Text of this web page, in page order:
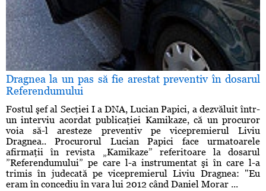
Dragnea la un pas să fie arestat preventiv în dosarul
Referendumului
Fostul şef al Secţiei I a DNA, Lucian Papici, a dezvăluit într-
un interviu acordat publicaţiei Kamikaze, că un procuror
voia să-l aresteze preventiv pe vicepremierul Liviu
Dragnea.. Procurorul Lucian Papici face urmatoarele
afirmaţii în revista „Kamikaze” referitoare la dosarul
”Referendumului” pe care l-a instrumentat şi în care l-a
trimis în judecată pe vicepremierul Liviu Dragnea: "Eu
eram în concediu în vara lui 2012 când Daniel Morar ...